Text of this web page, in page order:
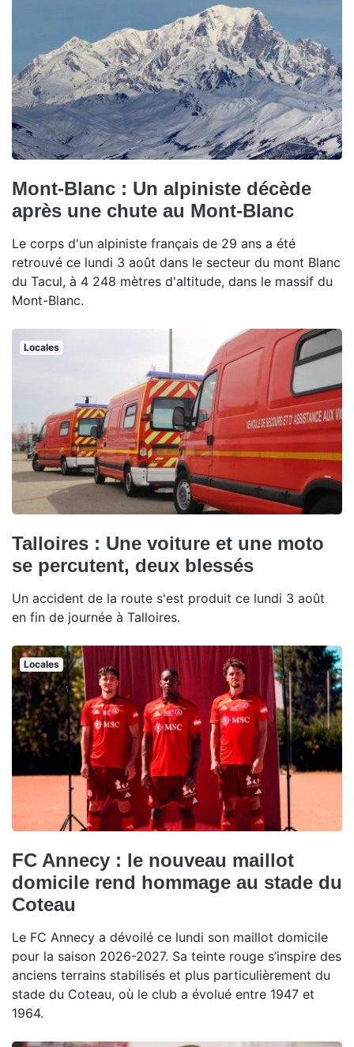
Mont-Blanc : Un alpiniste décède
après une chute au Mont-Blanc
Le corps d'un alpiniste français de 29 ans a été
retrouvé ce lundi 3 août dans le secteur du mont Blanc
du Tacul, à 4 248 mètres d'altitude, dans le massif du
Mont-Blanc.
Locales
Talloires : Une voiture et une moto
se percutent, deux blessés
Un accident de la route s'est produit ce lundi 3 août
en fin de journée à Talloires.
Locales
FC Annecy : le nouveau maillot
domicile rend hommage au stade du
Coteau
Le FC Annecy a dévoilé ce lundi son maillot domicile
pour la saison 2026-2027. Sa teinte rouge s’inspire des
anciens terrains stabilisés et plus particulièrement du
stade du Coteau, où le club a évolué entre 1947 et
1964.